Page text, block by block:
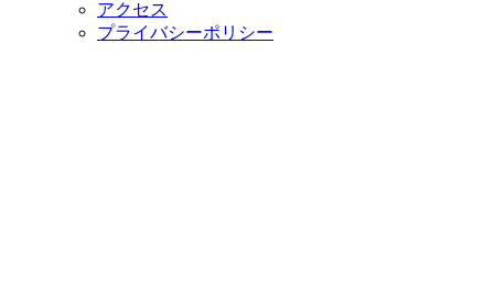
アクセス
プライバシーポリシー